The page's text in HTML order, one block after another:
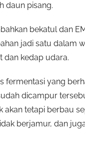
daun pisang.
bekatul dan
jadi satu dalam
dan kedap udara.
fermentasi yang
dicampur
akan tetapi berbau
berjamur, dan